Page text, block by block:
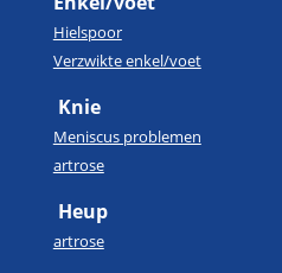
Hielspoor
Verzwikte enkel/voet
Knie
Meniscus problemen
artrose
Heup
artrose